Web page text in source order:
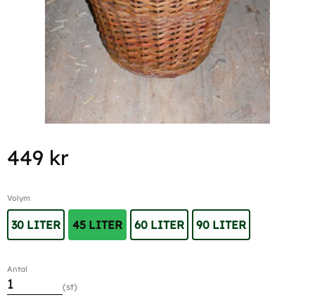
449 kr
Volym
30 LITER 45 LITER 60 LITER 90 LITER
Antal
st